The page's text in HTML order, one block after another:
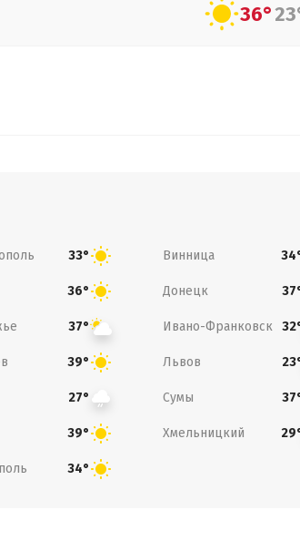
36°
33° Винница
36° Донецк
37° Ивано-Франковск
39° Львов
27° Сумы
39° Хмельницкий
34°